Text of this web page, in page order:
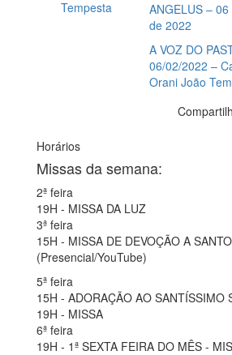
ANGELUS –
de 2022
A VOZ DO
06/02/2022 –
Orani João
Horários
Missas da semana:
2ª feira
19H - MISSA DA LUZ
3ª feira
15H - MISSA DE DEVOÇÃO A
(Presencial/YouTube)
5ª feira
15H - ADORAÇÃO AO SANTÍSSIMO
19H - MISSA
6ª feira
19H - 1ª SEXTA FEIRA DO MÊS -